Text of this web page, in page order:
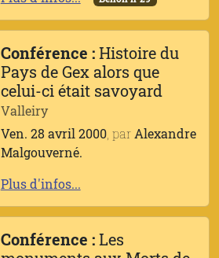
Conférence :Histoire du
Pays de Gex alors que
celui-ci était savoyard
Valleiry
Ven. 28 avril 2000, par Alexandre
Malgouverné.
Plus d'infos...
Conférence :Les